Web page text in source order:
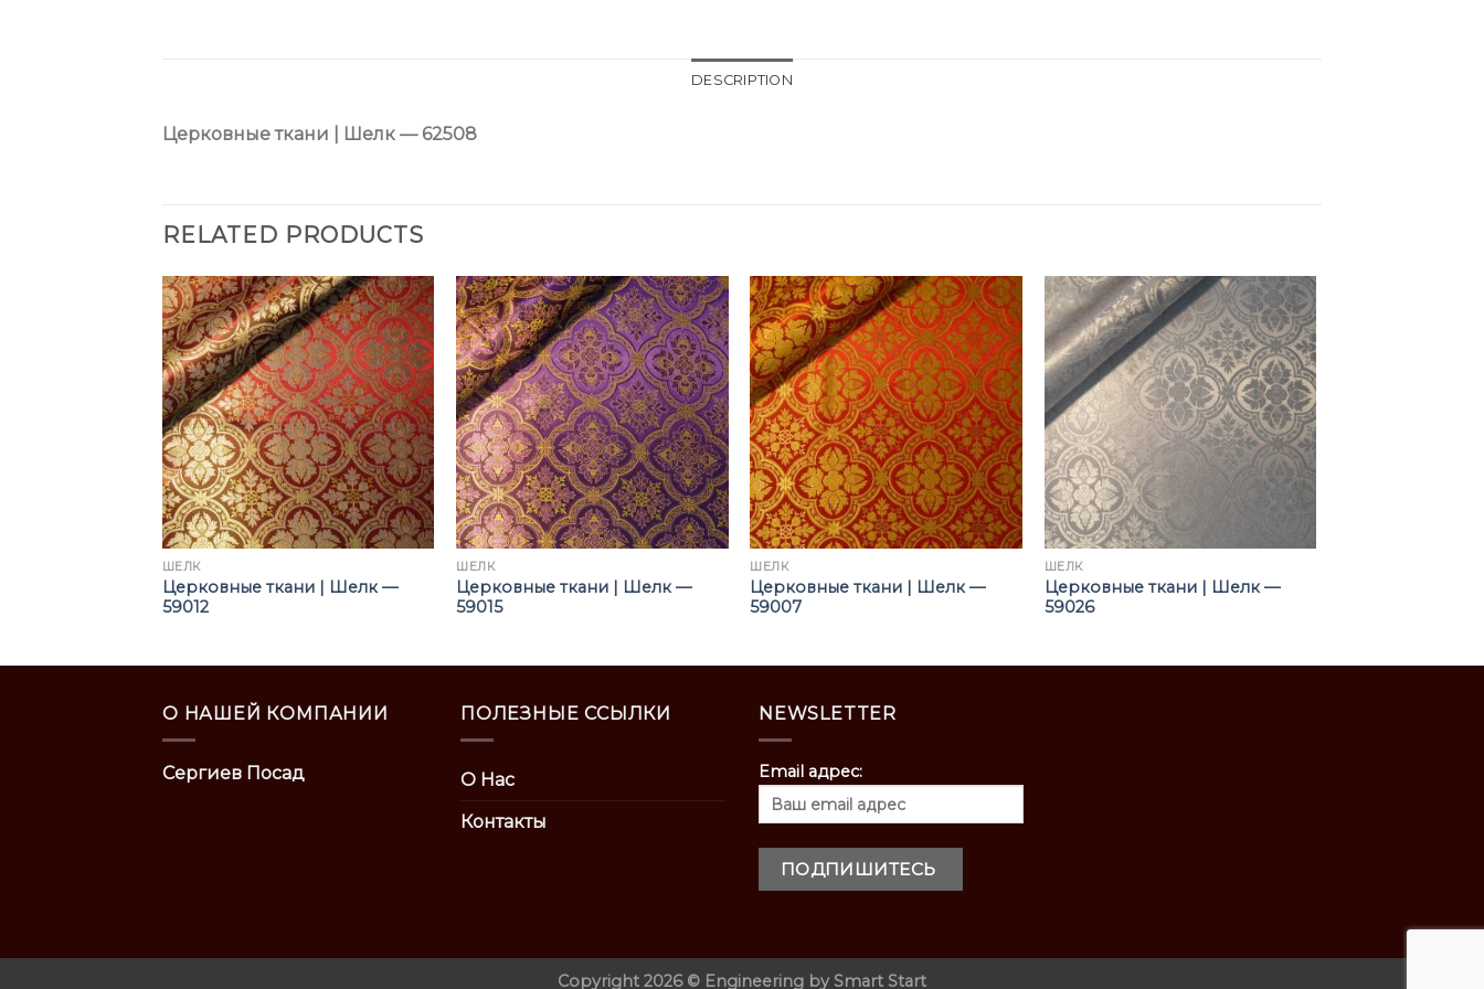
DESCRIPTION
Церковные ткани | Шелк — 62508
RELATED PRODUCTS
ШЁЛК
Церковные ткани | Шелк —
59012
ШЁЛК
Церковные ткани | Шелк —
59015
ШЁЛК
Церковные ткани | Шелк —
59007
ШЁЛК
Церковные ткани | Шелк —
59026
О НАШЕЙ КОМПАНИИ
Сергиев Посад
ПОЛЕЗНЫЕ ССЫЛКИ
О Нас
Контакты
NEWSLETTER
Email адрес:
Copyright 2026 © Engineering by Smart Start